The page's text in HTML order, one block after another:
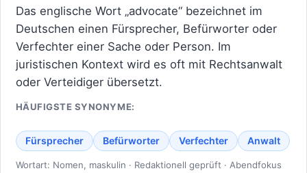
Das englische Wort „advocate“ bezeichnet im
Deutschen einen Fürsprecher, Befürworter oder
Verfechter einer Sache oder Person. Im
juristischen Kontext wird es oft mit Rechtsanwalt
oder Verteidiger übersetzt.
HÄUFIGSTE SYNONYME:
Fürsprecher Befürworter Verfechter Anwalt
Wortart: Nomen, maskulin · Redaktionell geprüft · Abendfokus